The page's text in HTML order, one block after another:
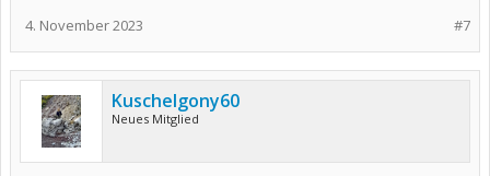
#7
4. November 2023
Kuschelgony60
Neues Mitglied